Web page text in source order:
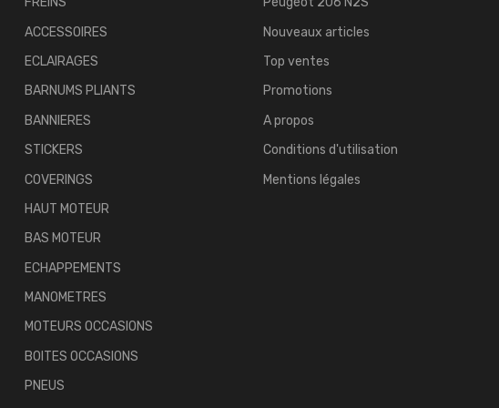
ACCESSOIRES
ECLAIRAGES
BARNUMS PLIANTS
BANNIERES
STICKERS
COVERINGS
HAUT MOTEUR
BAS MOTEUR
ECHAPPEMENTS
MANOMETRES
MOTEURS OCCASIONS
BOITES OCCASIONS
PNEUS
Nouveaux articles
Top ventes
Promotions
A propos
Conditions d'utilisation
Mentions légales